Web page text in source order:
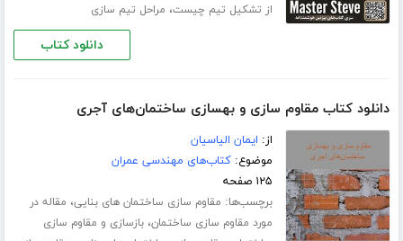
از تشکیل تیم چیست، مراحل تیم سازی
دانلود کتاب
دانلود کتاب مقاوم سازی و بهسازی ساختمان‌های آجری
از: ایمان الیاسیان
موضوع:کتاب‌های مهندسی عمران
۱۲۵ صفحه
برچسب‌ها: مقاوم سازی ساختمان های بنایی، مقاله در
مورد مقاوم سازی ساختمان،بازسازی و مقاوم سازی